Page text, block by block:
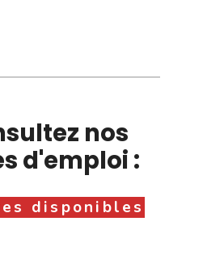
nos
d'emploi :
disponibles